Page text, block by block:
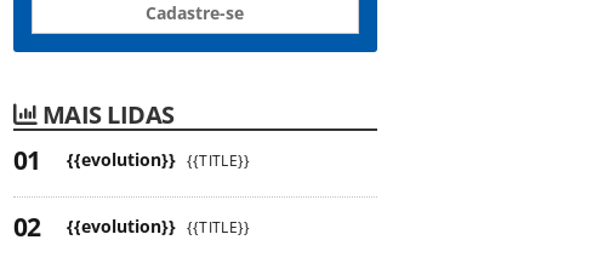
Cadastre-se
MAIS LIDAS
{{evolution}} {{TITLE}}
{{evolution}} {{TITLE}}